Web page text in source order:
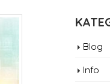
Blog
Info